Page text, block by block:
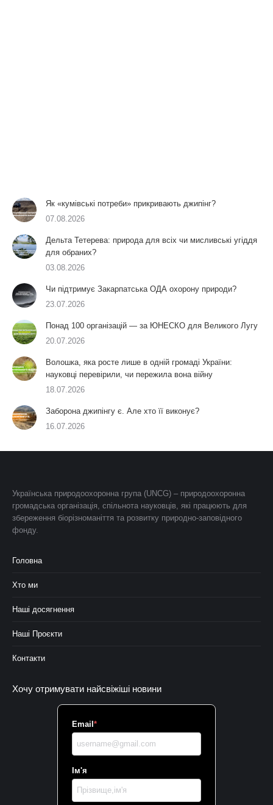
Як «кумівські потреби» прикривають джипінг?
07.08.2026
Дельта Тетерева: природа для всіх чи мисливські угіддя
для обраних?
03.08.2026
Чи підтримує Закарпатська ОДА охорону природи?
23.07.2026
Понад 100 організацій — за ЮНЕСКО для Великого Лугу
20.07.2026
Волошка, яка росте лише в одній громаді України:
науковці перевірили, чи пережила вона війну
18.07.2026
Заборона джипінгу є. Але хто її виконує?
16.07.2026
Українська природоохоронна група (UNCG) – природоохоронна
громадська організація, спільнота науковців, які працюють для
збереження біорізноманіття та розвитку природно-заповідного
фонду.
Головна
Хто ми
Наші досягнення
Наші Проєкти
Контакти
Хочу отримувати найсвіжіші новини
Email *
Ім'я